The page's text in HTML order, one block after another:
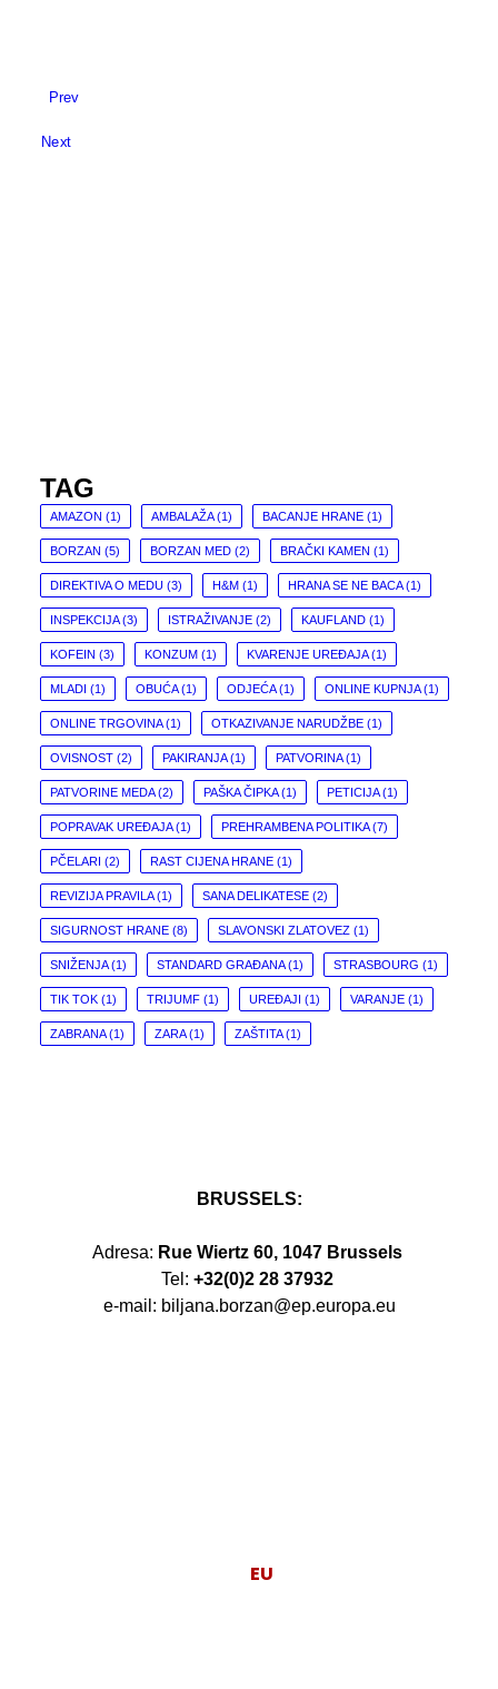
Prev
Next
TAG
AMAZON (1) AMBALAŽA(1) BACANJE HRANE (1)
BORZAN (5) BORZAN MED (2) BRAČKI KAMEN (1)
DIREKTIVA O MEDU (3) H&M (1) HRANA SE NE BACA(1)
INSPEKCIJA(3) ISTRAŽIVANJE (2) KAUFLAND (1)
KOFEIN (3) KONZUM (1) KVARENJE UREĐAJA(1)
MLADI (1) OBUĆA(1) ODJEĆA(1) ONLINE KUPNJA(1)
ONLINE TRGOVINA(1) OTKAZIVANJE NARUDŽBE (1)
OVISNOST (2) PAKIRANJA(1) PATVORINA(1)
PATVORINE MEDA(2) PAŠKA ČIPKA(1) PETICIJA(1)
POPRAVAK UREĐAJA(1) PREHRAMBENA POLITIKA(7)
PČELARI (2) RAST CIJENA HRANE (1)
REVIZIJA PRAVILA(1) SANA DELIKATESE (2)
SIGURNOST HRANE (8) SLAVONSKI ZLATOVEZ (1)
SNIŽENJA(1) STANDARD GRAĐANA(1) STRASBOURG (1)
TIK TOK (1) TRIJUMF (1) UREĐAJI (1) VARANJE (1)
ZABRANA(1) ZARA(1) ZAŠTITA(1)
BRUSSELS:
Adresa: Rue Wiertz 60, 1047 Brussels
Tel: +32(0)2 28 37932
e-mail: biljana.borzan@ep.europa.eu
EU